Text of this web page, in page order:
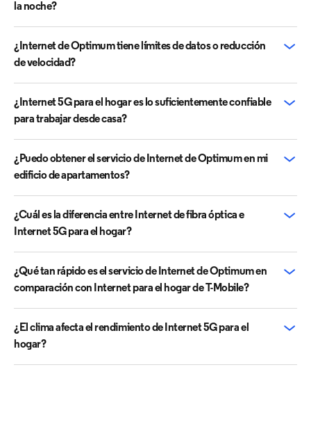
la noche?
¿Internet de Optimum tiene límites de datos o reducción
de velocidad?
¿Internet 5G para el hogar es lo suficientemente confiable
para trabajar desde casa?
¿Puedo obtener el servicio de Internet de Optimum en mi
edificio de apartamentos?
¿Cuál es la diferencia entre Internet de fibra óptica e
Internet 5G para el hogar?
¿Qué tan rápido es el servicio de Internet de Optimum en
comparación con Internet para el hogar de T-Mobile?
¿El clima afecta el rendimiento de Internet 5G para el
hogar?